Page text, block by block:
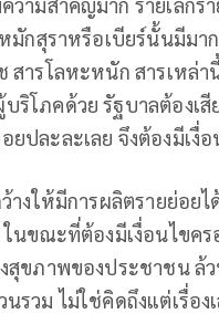
มักสุราหรือเบียร์นั้นมีมา
ารโลหะหนัก สารเหล่า
โภคด้วย รัฐบาลต้องเ
ปละละเลย จึงต้องมีเงื่
งให้มีการผลิตรายย่อยไ
นขณะที่ต้องมีเงื่อนไขค
สุขภาพของประชาชน ล้
วม ไม่ใช่คิดถึงแต่เรื่อง